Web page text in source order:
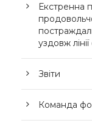
Екстренна
уздовж
Звіти
Команда